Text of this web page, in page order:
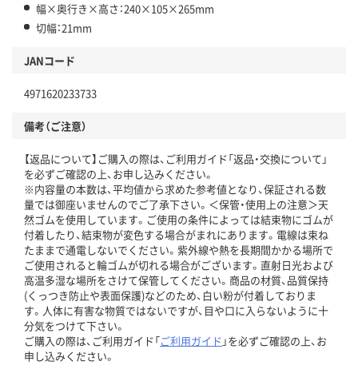
幅×奥行き×高さ：240×105×265mm
切幅：21mm
JANコード
4971620233733
備考（ご注意）
【返品について】ご購入の際は、ご利用ガイド「返品・交換について」
を必ずご確認の上、お申し込みください。
※内容量の本数は、平均値から求めた参考値となり、保証される数
量では御座いませんのでご了承下さい。＜保管・使用上の注意＞天
然ゴムを使用しています。ご使用の条件によっては結束物にゴムが
付着したり、結束物が変色する場合がまれにあります。電線は束ね
たままで通電しないでください。紫外線や熱を長期間かかる場所で
ご使用されると輪ゴムが切れる場合がございます。直射日光および
高温多湿な場所をさけて保管してください。商品の材質、品質保持
(くっつき防止や表面保護)などのため、白い粉が付着しておりま
す。人体に有害な物質ではないですが、目や口に入らないように十
分気をつけて下さい。
ご購入の際は、ご利用ガイド「ご利用ガイド 」を必ずご確認の上、お
申し込みください。